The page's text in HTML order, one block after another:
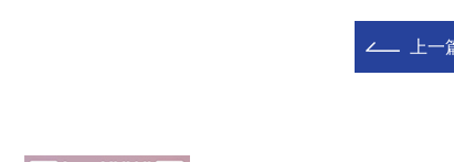
上一